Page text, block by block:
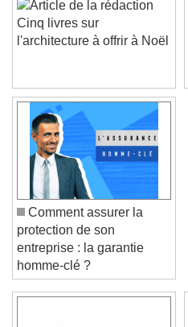
Cinq livres sur
Comment assurer la
protection de son
entreprise : la garantie
homme-clé ?